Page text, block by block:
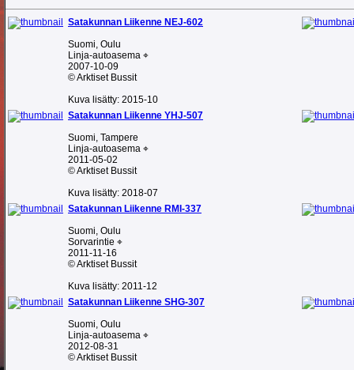
Satakunnan Liikenne NEJ-602
Suomi, Oulu
Linja-autoasema ⌖
2007-10-09
© Arktiset Bussit
Kuva lisätty: 2015-10
Satakunnan Liikenne YHJ-507
Suomi, Tampere
Linja-autoasema ⌖
2011-05-02
© Arktiset Bussit
Kuva lisätty: 2018-07
Satakunnan Liikenne RMI-337
Suomi, Oulu
Sorvarintie ⌖
2011-11-16
© Arktiset Bussit
Kuva lisätty: 2011-12
Satakunnan Liikenne SHG-307
Suomi, Oulu
Linja-autoasema ⌖
2012-08-31
© Arktiset Bussit